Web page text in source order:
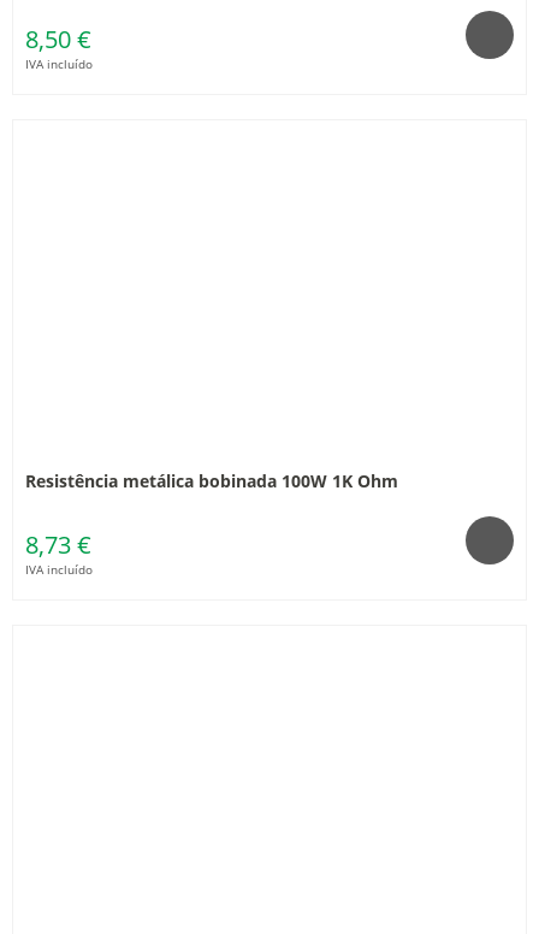
8,50 €
IVA incluído
Resistência metálica bobinada 100W 1K Ohm
8,73 €
IVA incluído